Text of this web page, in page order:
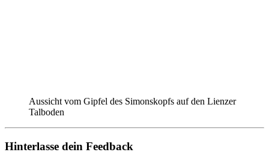
Aussicht vom Gipfel des Simonskopfs auf den Lienzer
Talboden
Hinterlasse dein Feedback